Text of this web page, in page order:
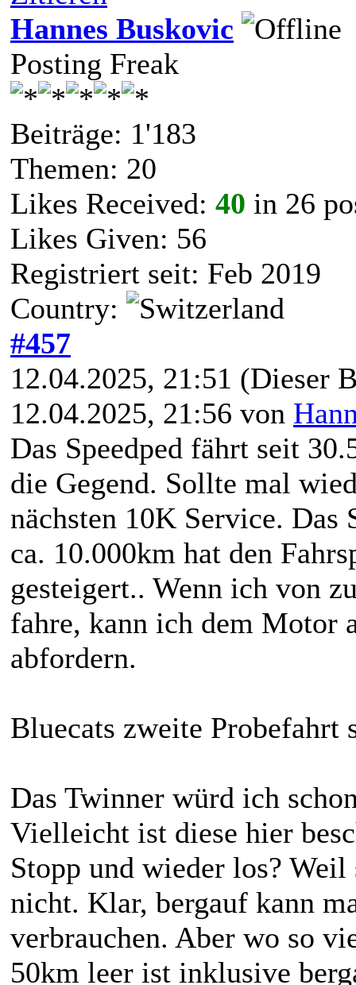
Hannes Buskovic
Posting Freak
Beiträge: 1'183
Themen: 20
Likes Received: 40 in 26
Likes Given: 56
Registriert seit: Feb 2019
Country:
#457
12.04.2025, 21:51 (Dieser
12.04.2025, 21:56 von
Das Speedped fährt seit
die Gegend. Sollte mal
nächsten 10K Service. Das
ca. 10.000km hat den
gesteigert.. Wenn ich von
fahre, kann ich dem Motor
abfordern.
Bluecats zweite Probefahrt
Das Twinner würd ich
Vielleicht ist diese hier
Stopp und wieder los?
nicht. Klar, bergauf kann
verbrauchen. Aber wo so
50km leer ist inklusive